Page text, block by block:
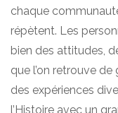
chaque
répètent. Les
bien des attitudes,
que l’on retrouve
des expériences
l’Histoire avec un